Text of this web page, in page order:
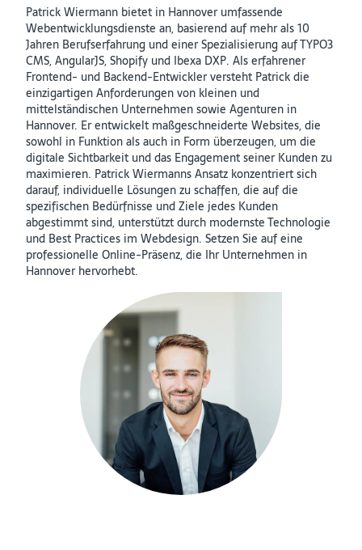
Patrick Wiermann bietet in Hannover umfassende
Webentwicklungsdienste an, basierend auf mehr als 10
Jahren Berufserfahrung und einer Spezialisierung auf TYPO3
CMS, AngularJS, Shopify und Ibexa DXP. Als erfahrener
Frontend- und Backend-Entwickler versteht Patrick die
einzigartigen Anforderungen von kleinen und
mittelständischen Unternehmen sowie Agenturen in
Hannover. Er entwickelt maßgeschneiderte Websites, die
sowohl in Funktion als auch in Form überzeugen, um die
digitale Sichtbarkeit und das Engagement seiner Kunden zu
maximieren. Patrick Wiermanns Ansatz konzentriert sich
darauf, individuelle Lösungen zu schaffen, die auf die
spezifischen Bedürfnisse und Ziele jedes Kunden
abgestimmt sind, unterstützt durch modernste Technologie
und Best Practices im Webdesign. Setzen Sie auf eine
professionelle Online-Präsenz, die Ihr Unternehmen in
Hannover hervorhebt.